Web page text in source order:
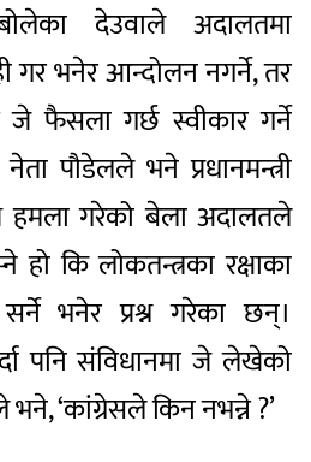
देउवाले अदालतमा
गर भनेर आन्दोलन नगर्ने, तर
जे फैसला गर्छ स्वीकार गर्ने
पौडेलले भने प्रधानमन्त्री
हमला गरेको बेला अदालतले
कि लोकतन्त्रका रक्षाका
भनेर प्रश्न गरेका छन्।
पनि संविधानमा जे लेखेको
भने, ‘कांग्रेसले किन नभन्ने ?’